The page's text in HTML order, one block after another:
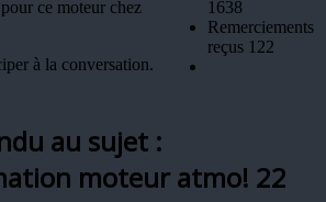
ce moteur chez
à la conversation.
1638
Remerciements
reçus 122
au sujet :
moteur atmo! 22